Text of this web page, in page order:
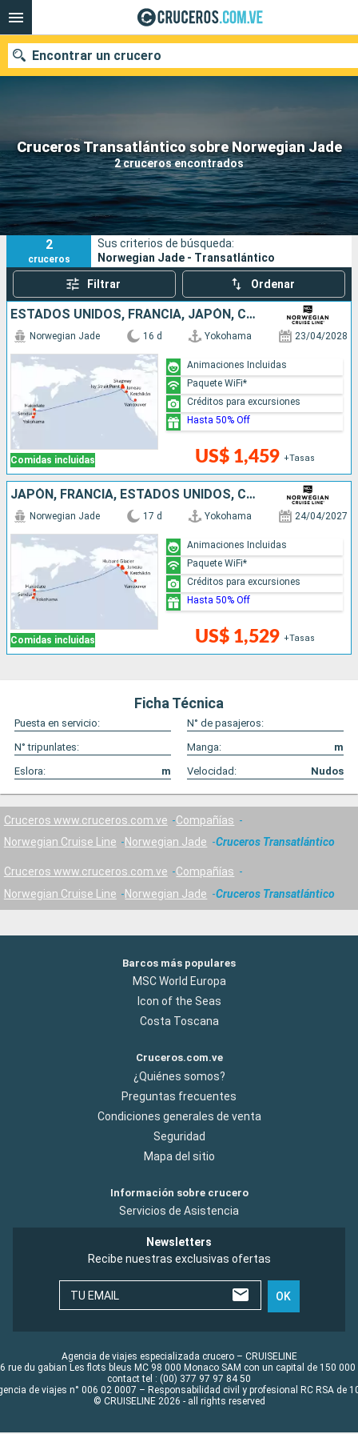
Cruceros Transatlántico sobre Norwegian Jade
2 cruceros encontrados
Encontrar un crucero
Nuestros destinos
Fecha de salida
Puertos Compañías
Buscar
2
cruceros
Sus criterios de búsqueda:
Norwegian Jade - Transatlántico
Filtrar Ordenar
ESTADOS UNIDOS, FRANCIA, JAPÓN, CANADÁ
Comidas incluidas
Norwegian Jade 16 d Yokohama 23/04/2028
US$ 1,459 +Tasas
Animaciones Incluidas
Paquete WiFi*
Créditos para excursiones
Hasta 50% Off
JAPÓN, FRANCIA, ESTADOS UNIDOS, CANADÁ
Comidas incluidas
Norwegian Jade 17 d Yokohama 24/04/2027
US$ 1,529 +Tasas
Animaciones Incluidas
Paquete WiFi*
Créditos para excursiones
Hasta 50% Off
Ficha Técnica
Puesta en servicio:
N° de pasajeros:
N° tripunlates:
Manga:
m
Eslora:
m Velocidad: Nudos
Cruceros www.cruceros.com.ve
Compañías
Norwegian Cruise Line
Norwegian Jade Cruceros Transatlántico
Cruceros www.cruceros.com.ve
Compañías
Norwegian Cruise Line
Norwegian Jade Cruceros Transatlántico
Barcos más populares
MSC World Europa
Icon of the Seas
Costa Toscana
Cruceros.com.ve
¿Quiénes somos?
Preguntas frecuentes
Condiciones generales de venta
Seguridad
Mapa del sitio
Información sobre crucero
Servicios de Asistencia
Newsletters
Recibe nuestras exclusivas ofertas
TU EMAIL OK
Agencia de viajes especializada crucero – CRUISELINE
rue du gabian Les flots bleus MC 98 000 Monaco SAM con un capital de 150 000
contact tel : (00) 377 97 97 84 50
de viajes n° 006 02 0007 – Responsabilidad civil y profesional RC RSA de
© CRUISELINE 2026 - all rights reserved